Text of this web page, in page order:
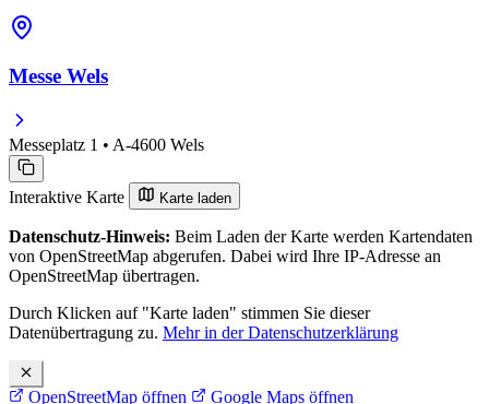
Messe Wels
Messeplatz 1 • A-4600 Wels
Interaktive Karte Karte laden
Datenschutz-Hinweis: Beim Laden der Karte werden Kartendaten
von OpenStreetMap abgerufen. Dabei wird Ihre IP-Adresse an
OpenStreetMap übertragen.
Durch Klicken auf "Karte laden" stimmen Sie dieser
Datenübertragung zu. Mehr in der Datenschutzerklärung
OpenStreetMap öffnen
Google Maps öffnen